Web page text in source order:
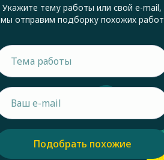
Укажите тему работы или свой e-mail,
мы отправим подборку похожих работ
Подобрать похожие